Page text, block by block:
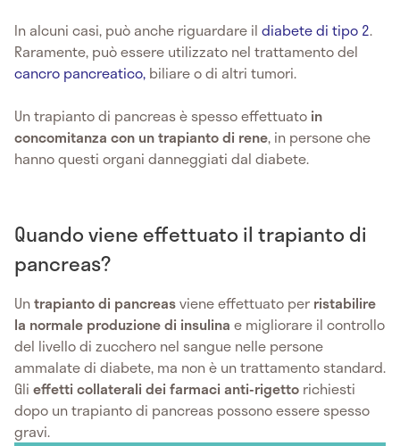
In alcuni casi, può anche riguardare il diabete di tipo 2.
Raramente, può essere utilizzato nel trattamento del
cancro pancreatico, biliare o di altri tumori.
Un trapianto di pancreas è spesso effettuato in
concomitanza con un trapianto di rene, in persone che
hanno questi organi danneggiati dal diabete.
Quando viene effettuato il trapianto di
pancreas?
Untrapianto di pancreasviene effettuato per ristabilire
la normale produzione di insulina e migliorare il controllo
del livello di zucchero nel sangue nelle persone
ammalate di diabete, ma non è un trattamento standard.
Gli effetti collaterali dei farmaci anti-rigetto richiesti
dopo un trapianto di pancreas possono essere spesso
gravi.